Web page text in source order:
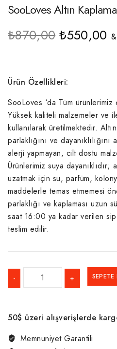
SooLoves Altın
₺870,00 Orijinal
₺550,00
Ürün Özellikleri:
SooLoves ‘da Tüm ürünlerimiz
Yüksek kaliteli malzemeler ve
kullanılarak üretilmektedir.
parlaklığını ve dayanıklılığını
alerji yapmayan, cilt dostu
Ürünlerimiz suya dayanıklıdır;
uzatmak için su, parfüm,
maddelerle temas etmemesi
parlaklığı ve kaplaması uzun
saat 16:00 ya kadar verilen
teslim edilir.
SooLoves
Altın
Stone
Bileklik
SEPETE
50$ üzeri alışverişlerde
Memnuniyet Garantili